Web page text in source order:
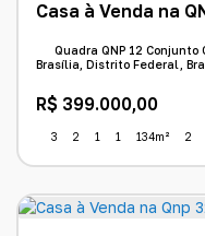
Casa à Venda na
R$ 399.000,00
Quadra QNP 12
Brasília, Distrito Federal,
3 2 1 1 134m² 2